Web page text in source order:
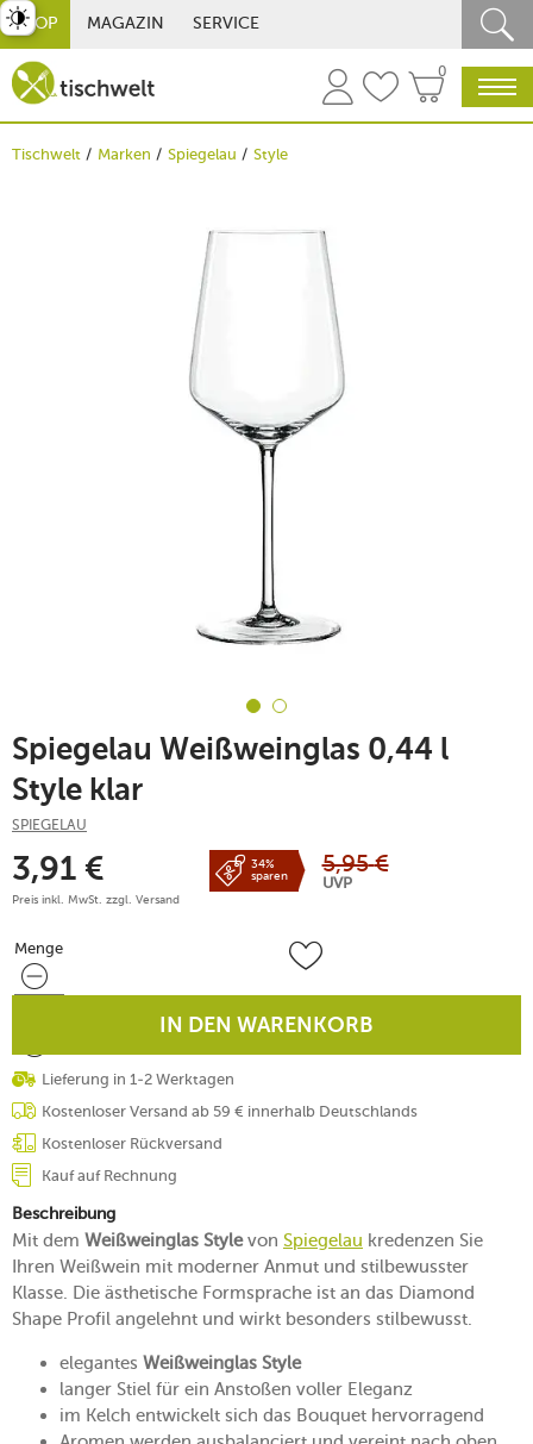
SHOP MAGAZIN SERVICE
0
Tischwelt Marken Spiegelau Style
Spiegelau Weißweinglas 0,44 l
Style klar
SPIEGELAU
3,91 €
Preis inkl. MwSt. zzgl. Versand
34%
sparen
5,95 €
UVP
Menge
Menge
IN DEN WARENKORB
Lieferung in 1-2 Werktagen
Kostenloser Versand ab 59 € innerhalb Deutschlands
Kostenloser Rückversand
Kauf auf Rechnung
Beschreibung
Mit dem Weißweinglas Stylevon Spiegelau kredenzen Sie
Ihren Weißwein mit moderner Anmut und stilbewusster
Klasse. Die ästhetische Formsprache ist an das Diamond
Shape Profil angelehnt und wirkt besonders stilbewusst.
elegantes Weißweinglas Style
langer Stiel für ein Anstoßen voller Eleganz
im Kelch entwickelt sich das Bouquet hervorragend
umschalten